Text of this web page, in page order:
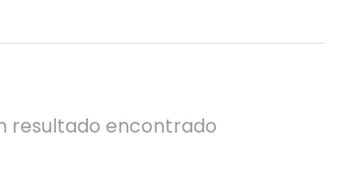
resultado encontrado